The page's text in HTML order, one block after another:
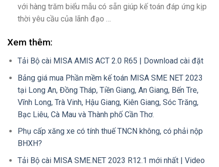
với hàng trăm biểu mẫu có sẵn giúp kế toán đáp ứng kịp
thời yêu cầu của lãnh đạo …
Xem thêm:
Tải Bộ cài MISA AMIS ACT 2.0 R65 | Download cài đặt
Bảng giá mua Phần mềm kế toán MISA SME NET 2023
tại Long An, Đồng Tháp, Tiền Giang, An Giang, Bến Tre,
Vĩnh Long, Trà Vinh, Hậu Giang, Kiên Giang, Sóc Trăng,
Bạc Liêu, Cà Mau và Thành phố Cần Thơ.
Phụ cấp xăng xe có tính thuế TNCN không, có phải nộp
BHXH?
Tải Bộ cài MISA SME.NET 2023 R12.1 mới nhất | Video